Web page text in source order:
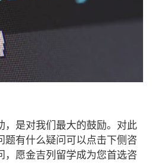
，是对我们最大的鼓励。对此
题有什么疑问可以点击下侧咨
，愿金吉列留学成为您首选咨